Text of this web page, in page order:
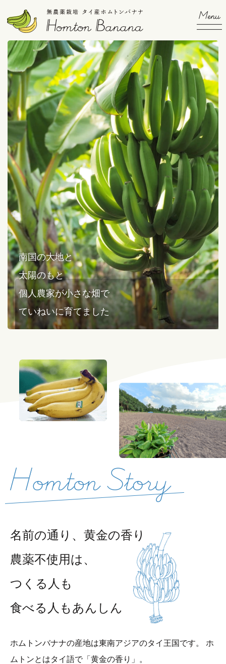
南国の大地と
太陽のもと
個人農家が小さな畑で
ていねいに育てました
名前の通り、黄金の香り
農薬不使用は、
つくる人も
食べる人もあんしん
ホムトンバナナの産地は東南アジアのタイ王国です。
ホ
ムトンとはタイ語で「黄金の香り」。